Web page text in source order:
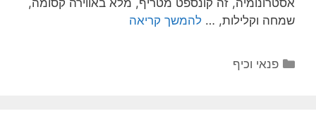
אסטרונומיה, זה קונספט מטריף, מלא באווירה קסומה,
שמחה וקלילות, … להמשך קריאה
קטגוריות
פנאי וכיף